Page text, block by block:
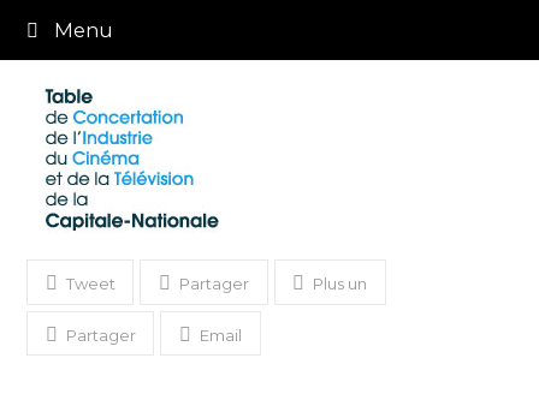
Menu
Tweet Partager Plus un
Partager Email